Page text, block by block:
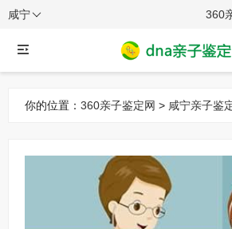
咸宁 360
你的位置： 360亲子鉴定网 > 咸宁亲子鉴